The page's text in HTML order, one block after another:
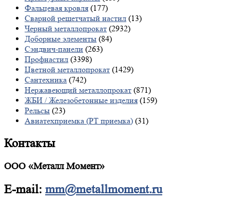
Фальцевая кровля (177)
Сварной решетчатый настил (13)
Черный металлопрокат (2932)
Доборные элементы (84)
Сэндвич-панели (263)
Профнастил (3398)
Цветной металлопрокат (1429)
Сантехника (742)
Нержавеющий металлопрокат (871)
ЖБИ / Железобетонные изделия (159)
Рельсы (23)
Авиатехприемка (РТ приемка) (31)
Контакты
ООО «Металл Момент»
E-mail: mm@metallmoment.ru